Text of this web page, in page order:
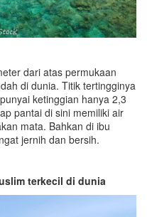
dari atas permukaan
di dunia. Titik tertingginya
ketinggian hanya 2,3
pantai di sini memiliki air
mata. Bahkan di ibu
jernih dan bersih.
terkecil di dunia